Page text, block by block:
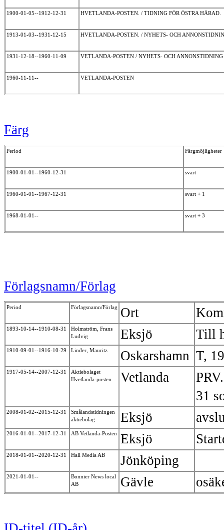
1900-01-05--1912-12-31 HVETLANDA-POSTEN. / TIDNING FÖR ÖSTRA HÄRAD.
1913-01-03--1931-12-15 HVETLANDA-POSTEN. / NYHETS- OCH
1931-12-18--1960-11-09 VETLANDA-POSTEN / NYHETS- OCH
1960-11-11-- VETLANDA-POSTEN
Färg
Period Färgmöjligheter
1900-01-01--1960-12-31 svart
1960-01-01--1967-12-31 svart + 1
1968-01-01-- svart + 3
Förlagsnamn/Förlag
Period Förlagsnamn/Förlag Ort
1893-10-14--1910-08-31
Holmström, Frans
Ludvig
Eksjö Till
1910-09-01--1916-10-29 Linder, Mauritz Oskarshamn T,
1917-05-14--2007-12-31
Aktiebolaget
Hvetlanda-posten
Vetlanda
31
2008-01-02--2015-12-31
Smålandstidningen
aktiebolag
Eksjö
2016-01-01--2017-12-31 AB Vetlanda-Posten Eksjö
2018-01-01--2020-12-31 Hall Media AB Jönköping
2021-01-01--
Bonnier News local
AB
Gävle